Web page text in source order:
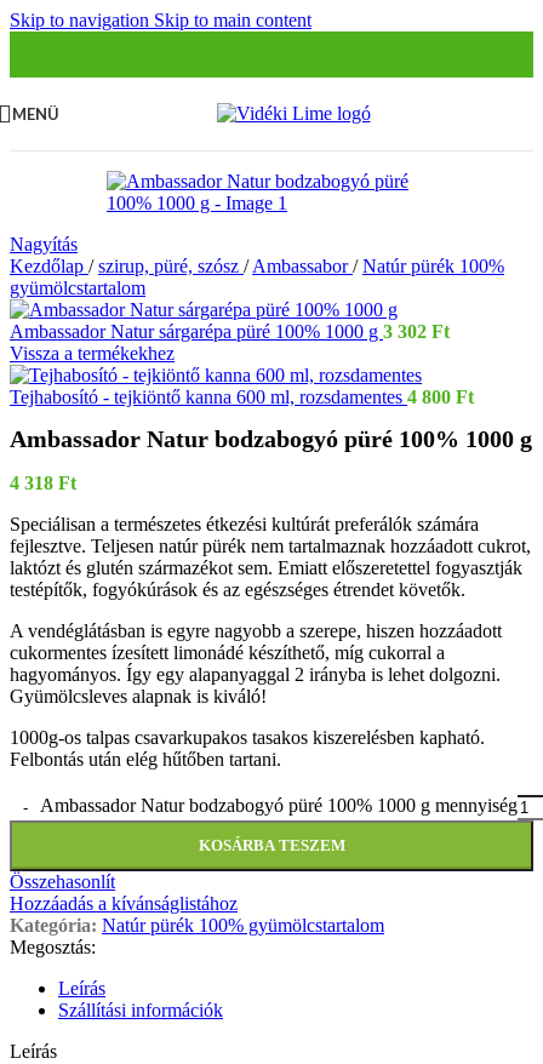
Skip to navigation Skip to main content
MENÜ
Nagyítás
Kezdőlap / szirup, püré, szósz / Ambassabor/ Natúr pürék 100%
gyümölcstartalom
Ambassador Natur sárgarépa püré 100% 1000 g 3 302 Ft
Vissza a termékekhez
Tejhabosító - tejkiöntő kanna 600 ml, rozsdamentes 4 800 Ft
Ambassador Natur bodzabogyó püré 100% 1000 g
4 318 Ft
Speciálisan a természetes étkezési kultúrát preferálók számára
fejlesztve. Teljesen natúr pürék nem tartalmaznak hozzáadott cukrot,
laktózt és glutén származékot sem. Emiatt előszeretettel fogyasztják
testépítők, fogyókúrások és az egészséges étrendet követők.
A vendéglátásban is egyre nagyobb a szerepe, hiszen hozzáadott
cukormentes ízesített limonádé készíthető, míg cukorral a
hagyományos. Így egy alapanyaggal 2 irányba is lehet dolgozni.
Gyümölcsleves alapnak is kiváló!
1000g-os talpas csavarkupakos tasakos kiszerelésben kapható.
Felbontás után elég hűtőben tartani.
Ambassador Natur bodzabogyó püré 100% 1000 g mennyiség
KOSÁRBA TESZEM
Összehasonlít
Hozzáadás a kívánságlistához
Kategória: Natúr pürék 100% gyümölcstartalom
Megosztás:
Leírás
Szállítási információk
Leírás